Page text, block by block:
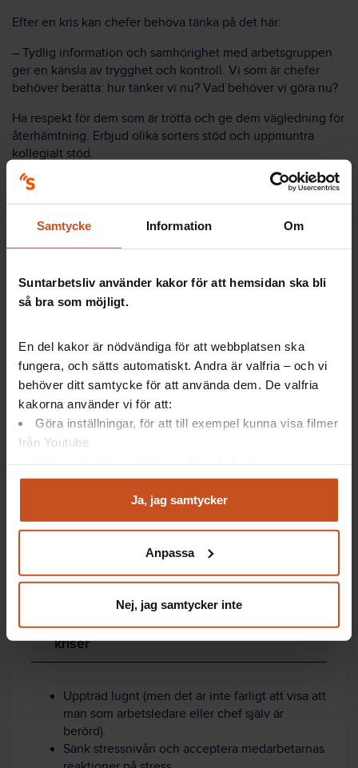
Samtycke Information Om
Suntarbetsliv använder kakor för att hemsidan ska bli
så bra som möjligt.
En del kakor är nödvändiga för att webbplatsen ska
fungera, och sätts automatiskt. Andra är valfria – och vi
behöver ditt samtycke för att använda dem. De valfria
kakorna använder vi för att:
Göra inställningar, för att till exempel kunna visa filmer
från Youtube
Analysera trafik för att kunna visa riktad information
Du kan när som helst återta ditt godkännande genom att
integritet@suntarbetsliv.se.
Ja, jag samtycker
Anpassa
Nej, jag samtycker inte
Efter en kris kan chefer behöva tänka på det här:
– Tydlig information och samhörighet med arbetsgruppen
ger en känsla av trygghet och kontroll. Vi som är chefer
behöver berätta: hur tänker vi nu? Vad behöver vi göra nu?
Ha respekt för dem som är trötta och ge dem vägledning för
återhämtning. Erbjud olika sorters stöd och uppmuntra
kollegialt stöd.
– Det är också viktigt att gå igenom den tid som varit, att
göra ett avstamp och visa på olika sätt att nu startar vi om,
säger Charlotte Therup Svedenlöf.
Läs också Suntarbetslivs artikelSå kan du stötta en kollega i
Stöd för psykisk hälsa i kristid
Uppdrag psykisk hälsa är en avdelning inom SKR,
Sveriges kommuner och regioner, som arbetar på
uppdrag av regeringen med att ge stöd för bättre
Här kan du läsa mer om deras stöd för psykisk hälsa i
Här hittar du seminariet Vuxna som upplevt krig och
Så kan chefer stötta medarbetare vid
kriser
Uppträd lugnt (men det är inte farligt att visa att
man som arbetsledare eller chef själv är
berörd).
Sänk stressnivån och acceptera medarbetarnas